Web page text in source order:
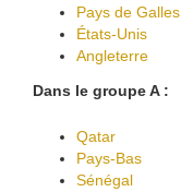
Pays de Galles
États-Unis
Angleterre
Dans le groupe A :
Qatar
Pays-Bas
Sénégal